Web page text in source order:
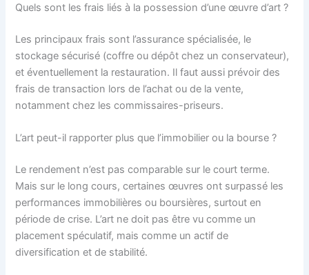
Quels sont les frais liés à la possession d’une œuvre d’art ?
Les principaux frais sont l’assurance spécialisée, le
stockage sécurisé (coffre ou dépôt chez un conservateur),
et éventuellement la restauration. Il faut aussi prévoir des
frais de transaction lors de l’achat ou de la vente,
notamment chez les commissaires-priseurs.
L’art peut-il rapporter plus que l’immobilier ou la bourse ?
Le rendement n’est pas comparable sur le court terme.
Mais sur le long cours, certaines œuvres ont surpassé les
performances immobilières ou boursières, surtout en
période de crise. L’art ne doit pas être vu comme un
placement spéculatif, mais comme un actif de
diversification et de stabilité.